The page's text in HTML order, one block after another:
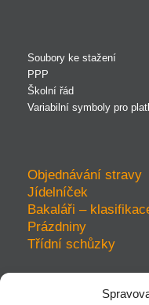
Soubory ke stažení
PPP
Školní řád
Variabilní symboly pro
Objednávání stravy
Jídelníček
Bakaláři –
Prázdniny
Třídní schůzky